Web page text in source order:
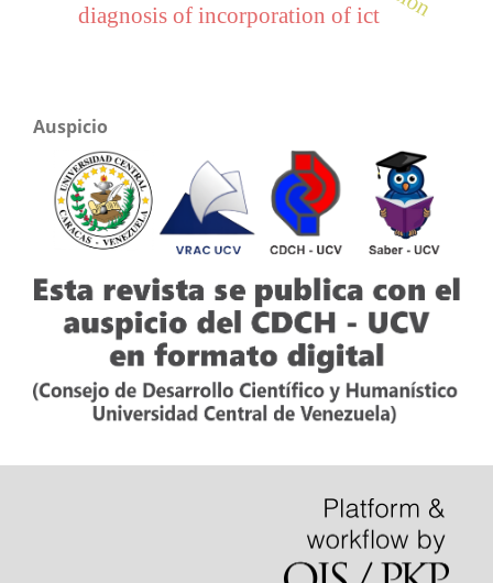
diagnosis of incorporation of ict
Auspicio